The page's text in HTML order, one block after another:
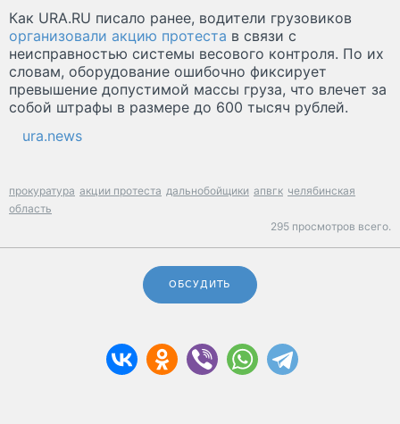
Как URA.RU писало ранее, водители грузовиков
организовали акцию протеста в связи с
неисправностью системы весового контроля. По их
словам, оборудование ошибочно фиксирует
превышение допустимой массы груза, что влечет за
собой штрафы в размере до 600 тысяч рублей.
ura.news
прокуратура акции протеста дальнобойщики апвгк челябинская
область
295 просмотров всего.
ОБСУДИТЬ